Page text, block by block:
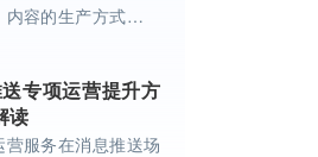
容的生产方式、分
专项运营提升方
读
服务在消息推送场